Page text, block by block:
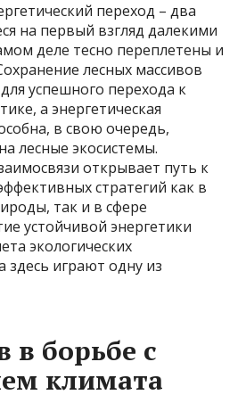
переход – два
на первый взгляд далекими
деле тесно переплетены и
лесных массивов
успешного перехода к
а энергетическая
в свою очередь,
лесные экосистемы.
открывает путь к
стратегий как в
так и в сфере
устойчивой энергетики
экологических
здесь играют одну из
в борьбе с
климата